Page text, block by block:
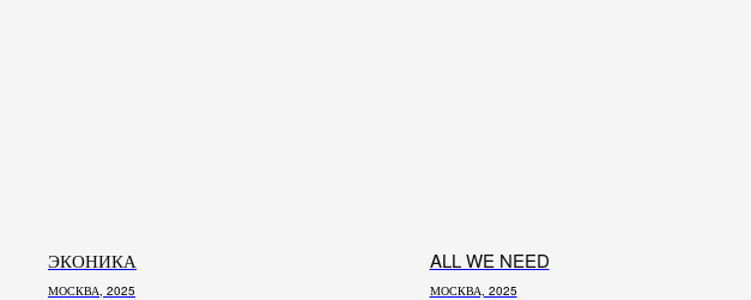
ЭКОНИКА
МОСКВА, 2025
ALL WE NEED
МОСКВА, 2025